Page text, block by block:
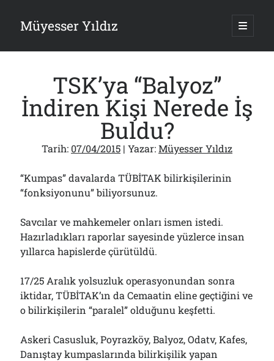
Müyesser Yıldız ana
Yan
Menü
Asırlık Devlete Bir Haftada Yeni Gömlek Biçilecek Öyle mi?!..
Gazi’den Milletvekillerine Kurşun Gibi Sözler!..
07/08/2026
05/08/2026
15 Temmuz Soruları… Nasuh Mahruki’nin “Suçu”!..
03/08/2026
Er Gaziler 20 Gün Sonra Gelen MSB Heyetine Böyle İsyan Etti:“Bizi
01/08/2026
Arşivler
TSK’ya “Balyoz”
İndiren Kişi Nerede İş
Buldu?
Tarih: 07/04/2015 | Yazar:Müyesser Yıldız
“Kumpas” davalarda TÜBİTAK bilirkişilerinin
“fonksiyonunu” biliyorsunuz.
Savcılar ve mahkemeler onları ismen istedi.
Hazırladıkları raporlar sayesinde yüzlerce insan
yıllarca hapislerde çürütüldü.
17/25 Aralık yolsuzluk operasyonundan sonra
iktidar, TÜBİTAK’ın da Cemaatin eline geçtiğini ve
o bilirkişilerin “paralel” olduğunu keşfetti.
Askeri Casusluk, Poyrazköy, Balyoz, Odatv, Kafes,
Danıştay kumpaslarında bilirkişilik yapan